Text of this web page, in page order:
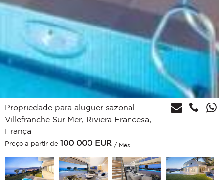
Propriedade para aluguer sazonal
Villefranche Sur Mer, Riviera Francesa,
França
Preço a partir de 100 000 EUR / Mês